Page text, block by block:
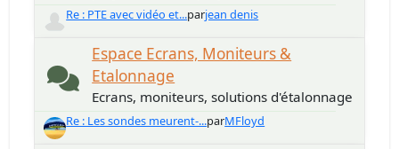
Re : PTE avec vidéo et...parjean denis
Espace Ecrans, Moniteurs &
Etalonnage
Ecrans, moniteurs, solutions d'étalonnage
Re : Les sondes meurent-...parMFloyd